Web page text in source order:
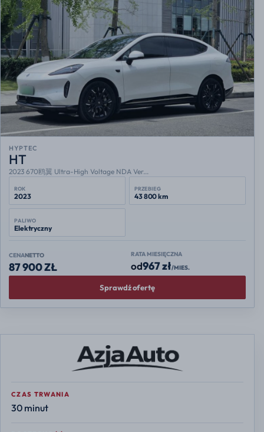
HYPTEC
HT
2023 670鸥翼 Ultra-High Voltage NDA Ver...
ROK
2023
PRZEBIEG
43 800 km
PALIWO
Elektryczny
CENANETTO
87 900 ZŁ
RATA MIESIĘCZNA
od967 zł/MIES.
Sprawdź ofertę
CZAS TRWANIA
30 minut